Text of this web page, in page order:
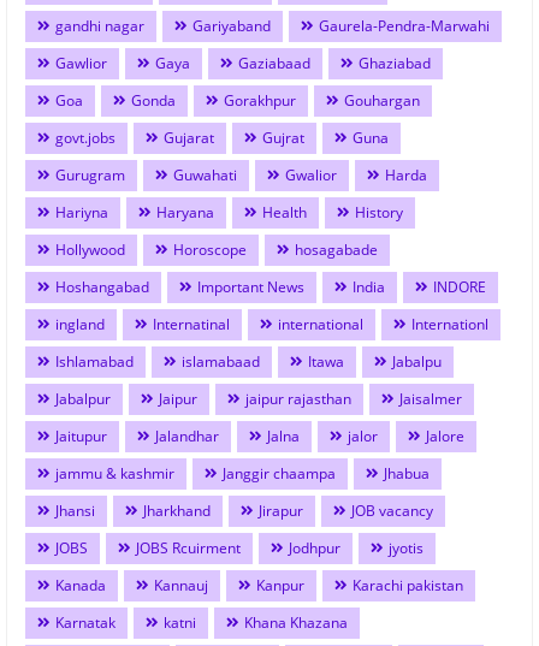
gandhi nagar Gariyaband
Gaurela-Pendra-Marwahi
Gawlior
Gaya Gaziabaad
Ghaziabad
Goa
Gonda Gorakhpur
Gouhargan
govt.jobs
Gujarat Gujrat
Guna
Gurugram
Guwahati Gwalior
Harda
Hariyna
Haryana Health
History
Hollywood
Horoscope
hosagabade
Hoshangabad
Important News India
INDORE
ingland
Internatinal international
Internationl
Ishlamabad
islamabaad Itawa
Jabalpu
Jabalpur
Jaipur jaipur rajasthan
Jaisalmer
Jaitupur
Jalandhar Jalna jalor
Jalore
jammu & kashmir
Janggir chaampa
Jhabua
Jhansi
Jharkhand Jirapur
JOB vacancy
JOBS
JOBS Rcuirment Jodhpur
jyotis
Kanada
Kannauj Kanpur
Karachi pakistan
Karnatak
katni
Khana Khazana